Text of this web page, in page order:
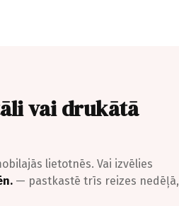
vai drukātā
lietotnēs. Vai izvēlies
— pastkastē trīs reizes nedēļā,